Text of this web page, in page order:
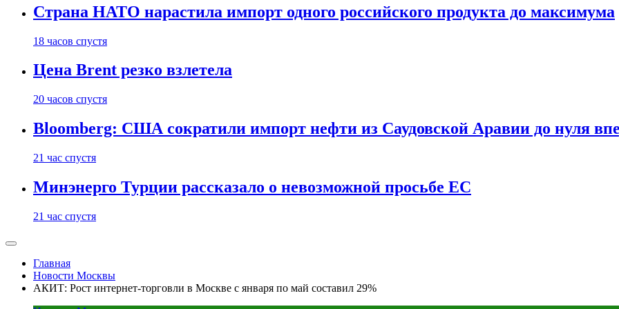
Страна НАТО нарастила импорт одного российского продукта до максимума
18 часов спустя
Цена Brent резко взлетела
20 часов спустя
Bloomberg: США сократили импорт нефти из Саудовской Аравии до нуля
21 час спустя
Минэнерго Турции рассказало о невозможной просьбе ЕС
21 час спустя
Главная
Новости Москвы
АКИТ: Рост интернет-торговли в Москве с января по май составил 29%